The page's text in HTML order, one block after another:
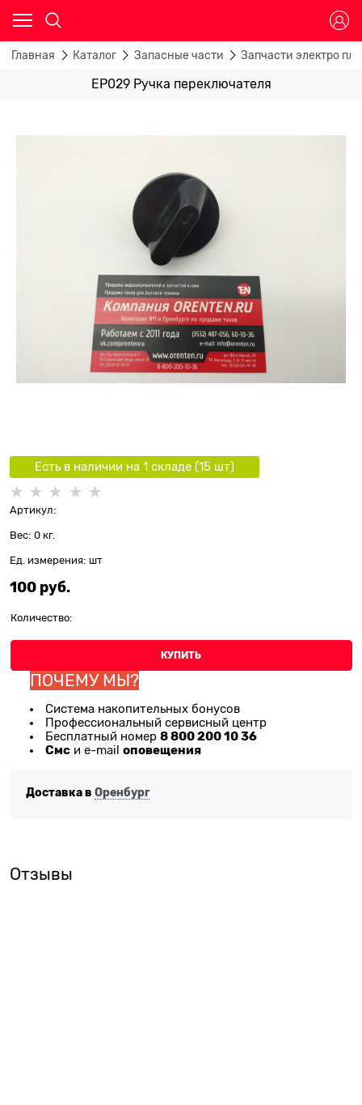
Главная Каталог Запасные части Запчасти электро
EP029 Ручка переключателя
Есть в наличии на 1 складe (15шт)
Артикул:
Вес: 0 кг.
Ед. измерения: шт
100 руб.
Количество:
КУПИТЬ
ПОЧЕМУ МЫ?
Система накопительных бонусов
Профессиональный сервисный центр
Бесплатный номер 8 800 200 10 36
Смс и e-mail оповещения
Доставка в Оренбург
Отзывы